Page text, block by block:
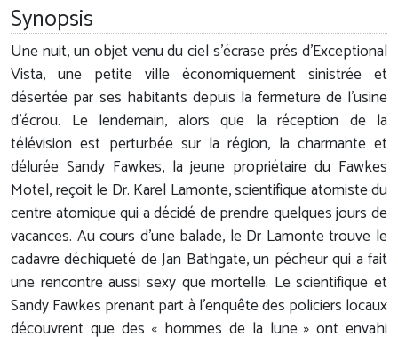
Synopsis
Une nuit, un objet venu du ciel s’écrase prés d’Exceptional
Vista, une petite ville économiquement sinistrée et
désertée par ses habitants depuis la fermeture de l’usine
d’écrou. Le lendemain, alors que la réception de la
télévision est perturbée sur la région, la charmante et
délurée Sandy Fawkes, la jeune propriétaire du Fawkes
Motel, reçoit le Dr. Karel Lamonte, scientifique atomiste du
centre atomique qui a décidé de prendre quelques jours de
vacances. Au cours d’une balade, le Dr Lamonte trouve le
cadavre déchiqueté de Jan Bathgate, un pécheur qui a fait
une rencontre aussi sexy que mortelle. Le scientifique et
Sandy Fawkes prenant part à l’enquête des policiers locaux
découvrent que des « hommes de la lune » ont envahi